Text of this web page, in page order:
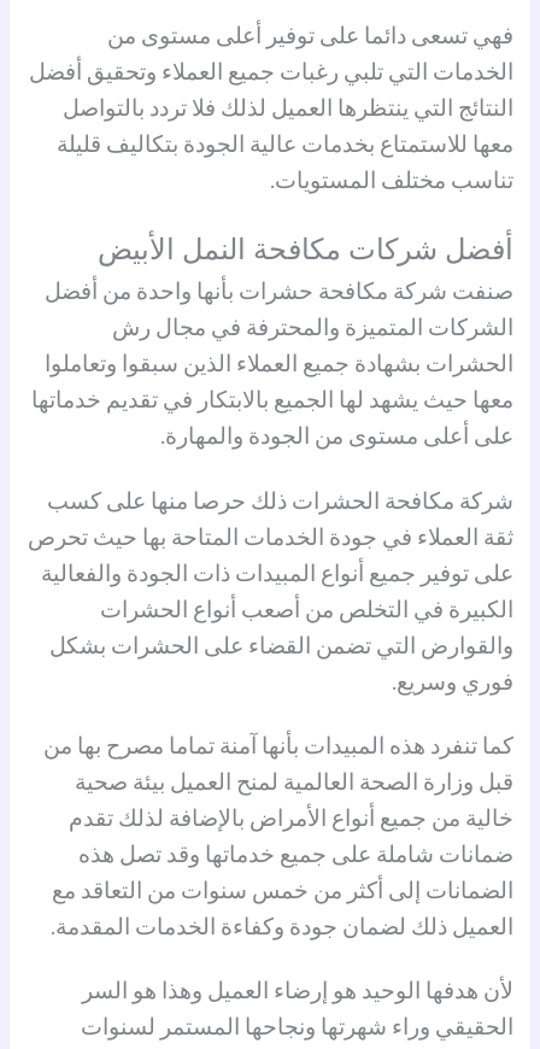
فهي تسعى دائما على توفير أعلى مستوى من
الخدمات التي تلبي رغبات جميع العملاء وتحقيق أفضل
النتائج التي ينتظرها العميل لذلك فلا تردد بالتواصل
معها للاستمتاع بخدمات عالية الجودة بتكاليف قليلة
تناسب مختلف المستويات.
أفضل شركات مكافحة النمل الأبيض
صنفت شركة مكافحة حشرات بأنها واحدة من أفضل
الشركات المتميزة والمحترفة في مجال رش
الحشرات بشهادة جميع العملاء الذين سبقوا وتعاملوا
معها حيث يشهد لها الجميع بالابتكار في تقديم خدماتها
على أعلى مستوى من الجودة والمهارة.
شركة مكافحة الحشرات ذلك حرصا منها على كسب
ثقة العملاء في جودة الخدمات المتاحة بها حيث تحرص
على توفير جميع أنواع المبيدات ذات الجودة والفعالية
الكبيرة في التخلص من أصعب أنواع الحشرات
والقوارض التي تضمن القضاء على الحشرات بشكل
فوري وسريع.
كما تنفرد هذه المبيدات بأنها آمنة تماما مصرح بها من
قبل وزارة الصحة العالمية لمنح العميل بيئة صحية
خالية من جميع أنواع الأمراض بالإضافة لذلك تقدم
ضمانات شاملة على جميع خدماتها وقد تصل هذه
الضمانات إلى أكثر من خمس سنوات من التعاقد مع
العميل ذلك لضمان جودة وكفاءة الخدمات المقدمة.
لأن هدفها الوحيد هو إرضاء العميل وهذا هو السر
الحقيقي وراء شهرتها ونجاحها المستمر لسنوات